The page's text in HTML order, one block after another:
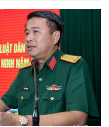
tá Trần Đình Hưng, Phó Chỉ
CHQS tỉnh, thừa ủy quyền
nghị có Đại tá Bùi Đăng